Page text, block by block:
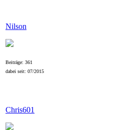
Nilson
Beiträge: 361
dabei seit: 07/2015
Chris601